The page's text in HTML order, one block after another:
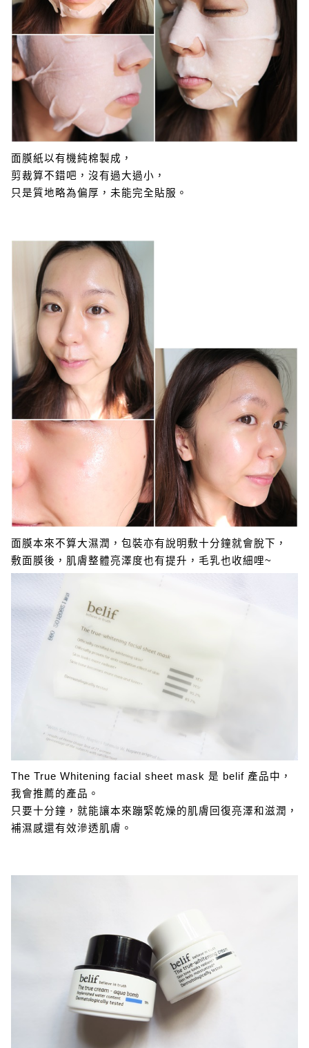
面膜紙以有機純棉製成，
剪裁算不錯吧，沒有過大過小，
只是質地略為偏厚，未能完全貼服。
面膜本來不算大濕潤，包裝亦有說明敷十分鐘就會脫下，
敷面膜後，肌膚整體亮澤度也有提升，毛乳也收細哩~
The True Whitening facial sheet mask 是 belif 產品中，
我會推薦的產品。
只要十分鐘，就能讓本來蹦緊乾燥的肌膚回復亮澤和滋潤，
補濕感還有效滲透肌膚。